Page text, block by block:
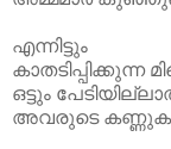
എന്നിട്ടും
ഒട്ടും
അവരുടെ